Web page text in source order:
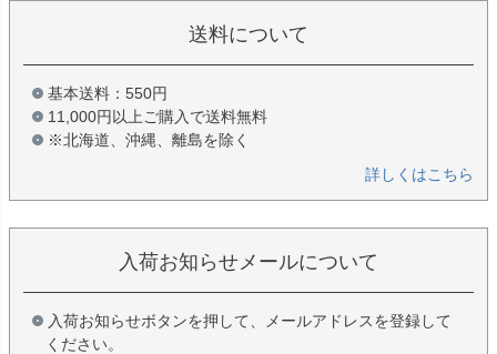
送料について
基本送料：550円
11,000円以上ご購入で送料無料
※北海道、沖縄、離島を除く
詳しくはこちら
入荷お知らせメールについて
入荷お知らせボタンを押して、メールアドレスを登録して
ください。